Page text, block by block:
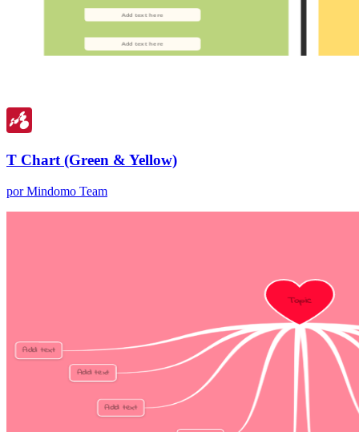
T Chart (Green & Yellow)
por Mindomo Team